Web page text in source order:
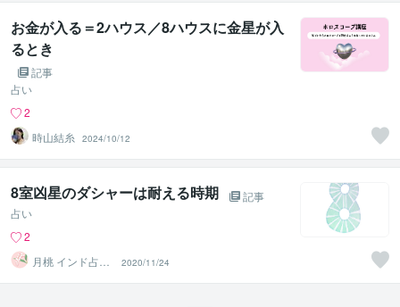
お金が入る＝2ハウス／8ハウスに金星が入
るとき
記事
占い
2
時山結糸
2024/10/12
8室凶星のダシャーは耐える時期
記事
占い
2
月桃 インド占星
術鑑定士
2020/11/24